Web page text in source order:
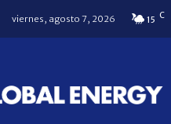
viernes, agosto 7, 2026 15 C